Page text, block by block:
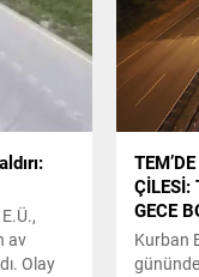
av
Olay
ÇİLESİ:
GECE
Kurban